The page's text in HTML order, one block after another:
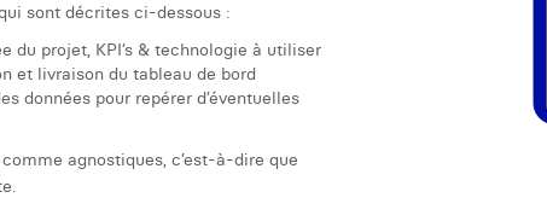
sont décrites ci-dessous :
du projet, KPI’s & technologie à utiliser
et livraison du tableau de bord
données pour repérer d’éventuelles
agnostiques, c’est-à-dire que